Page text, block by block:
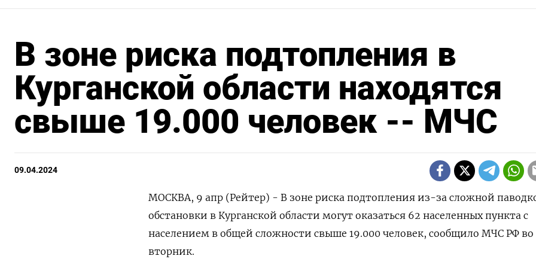
В зоне риска подтопления в
Курганской области находятся
свыше 19.000 человек -- МЧС
09.04.2024
МОСКВА, 9 апр (Рейтер) - В зоне риска подтопления из-за сложной
обстановки в Курганской области могут оказаться 62 населенных пункта с
населением в общей сложности свыше 19.000 человек, сообщило МЧС РФ во
вторник.